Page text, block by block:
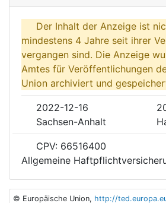
Der Inhalt der Anzeige ist
mindestens 4 Jahre seit ihrer
vergangen sind. Die Anzeige
Amtes für Veröffentlichungen
Union archiviert und
2022-12-16
Sachsen-Anhalt
CPV: 66516400
Allgemeine
© Europäische Union, http://